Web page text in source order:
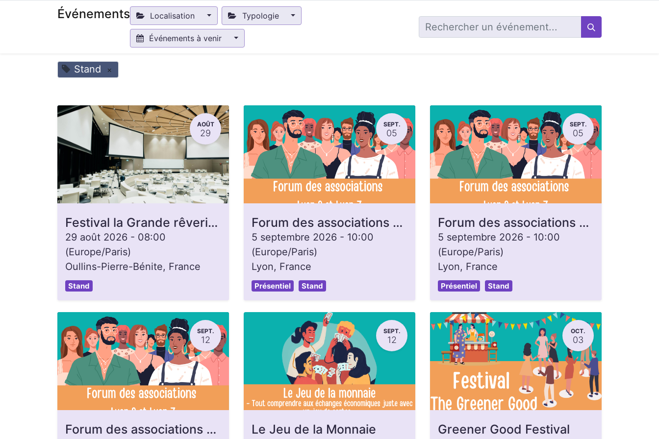
Événements Localisation Typologie
Événements à venir
Stand ×
AOÛT
29
Festival la Grande rêverie à Oullins
29 août 2026 - 08:00
(Europe/Paris)
Oullins-Pierre-Bénite, France
Stand
SEPT.
05
Forum des associations - Lyon 3e
5 septembre 2026 - 10:00
(Europe/Paris)
Lyon, France
Présentiel Stand
SEPT.
05
Forum des associations - Lyon 7e
5 septembre 2026 - 10:00
(Europe/Paris)
Lyon, France
Présentiel Stand
SEPT.
12
Forum des associations - Lyon 9e
SEPT.
12
Le Jeu de la Monnaie
OCT.
03
Greener Good Festival